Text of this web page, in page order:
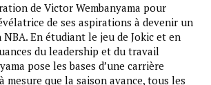
de Victor Wembanyama pour
de ses aspirations à devenir un
En étudiant le jeu de Jokic et en
du leadership et du travail
pose les bases d’une carrière
mesure que la saison avance, tous les